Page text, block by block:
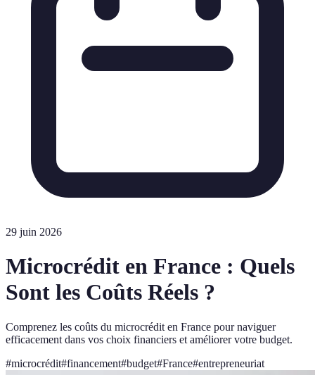
29 juin 2026
Microcrédit en France : Quels
Sont les Coûts Réels ?
Comprenez les coûts du microcrédit en France pour naviguer
efficacement dans vos choix financiers et améliorer votre budget.
#microcrédit#financement#budget#France#entrepreneuriat